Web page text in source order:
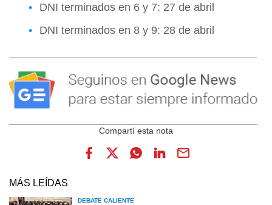
DNI terminados en 6 y 7: 27 de abril
DNI terminados en 8 y 9: 28 de abril
MÁS LEÍDAS
DEBATE CALIENTE